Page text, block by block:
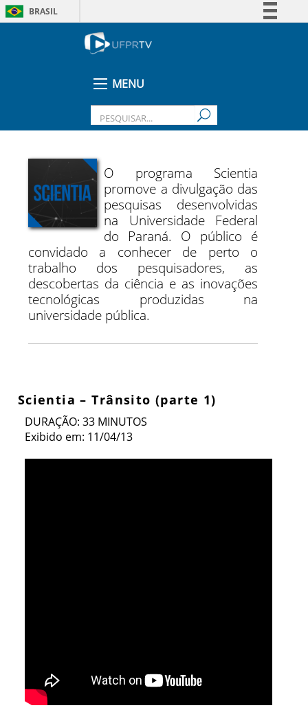
BRASIL
Legislação
MENU
O programa Scientia
promove a divulgação das
pesquisas desenvolvidas
na Universidade Federal
do Paraná. O público é
convidado a conhecer de perto o
trabalho dos pesquisadores, as
descobertas da ciência e as inovações
tecnológicas produzidas na
universidade pública.
Scientia – Trânsito (parte 1)
DURAÇÃO: 33 MINUTOS
Exibido em: 11/04/13